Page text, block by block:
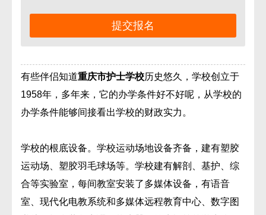
有些伴侣知道重庆市护士学校历史悠久，学校创立于
1958年，多年来，它的办学条件好不好呢，从学校的
办学条件能够间接看出学校的财政实力。
学校的根底设备。学校运动场地设备齐备，建有塑胶
运动场、塑胶羽毛球场等。学校建有解剖、基护、综
合等实验室，每间教室安装了多媒体设备，有语音
室、现代化电教系统和多媒体远程教育中心、数字图